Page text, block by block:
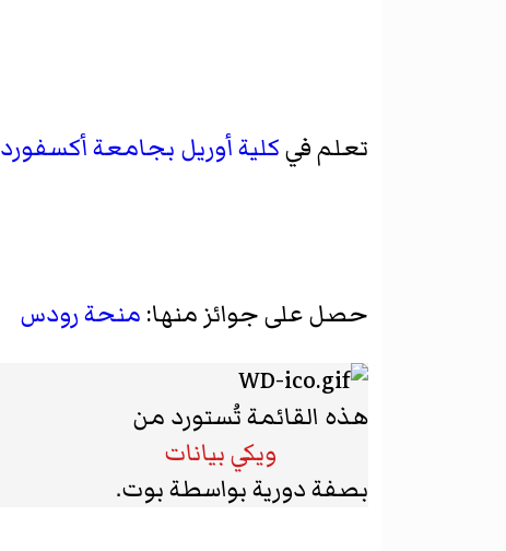
تعلم فيكلية أوريل بجامعة أكسفورد
حصل على جوائز منها: منحة رودس
هذه القائمة تُستورد من
ويكي بيانات
بصفة دورية بواسطة بوت.